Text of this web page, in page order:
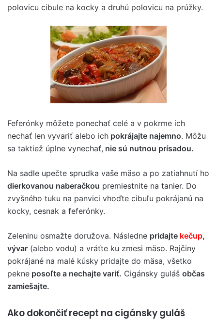
polovicu cibule na kocky a druhú polovicu na prúžky.
Feferónky môžete ponechať celé a v pokrme ich
nechať len vyvariť alebo ich pokrájajte najemno. Môžu
sa taktiež úplne vynechať, nie sú nutnou prísadou.
Na sadle upečte sprudka vaše mäso a po zatiahnutí ho
dierkovanou naberačkou premiestnite na tanier. Do
zvyšného tuku na panvici vhoďte cibuľu pokrájanú na
kocky, cesnak a feferónky.
Zeleninu osmažte doružova. Následne pridajte kečup,
vývar (alebo vodu) a vráťte ku zmesi mäso. Rajčiny
pokrájané na malé kúsky pridajte do mäsa, všetko
pekne posoľte a nechajte variť. Cigánsky guláš občas
zamiešajte.
Ako dokončiť recept na cigánsky guláš